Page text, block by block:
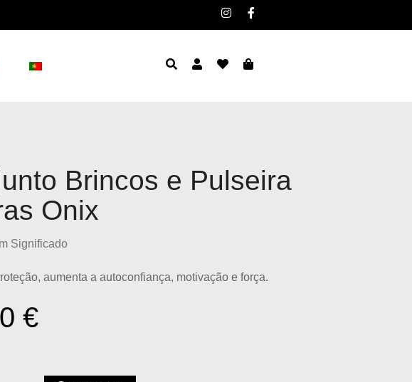
Brincos e Pulseira
Onix
Significado
aumenta a autoconfiança, motivação e força.
€